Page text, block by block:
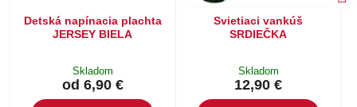
Detská napínacia plachta
JERSEY BIELA
Skladom
od 6,90 €
Svietiaci vankúš
SRDIEČKA
Skladom
12,90 €